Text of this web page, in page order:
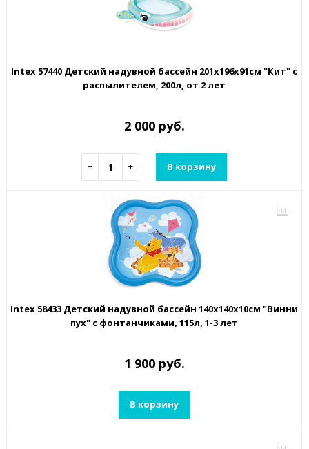
Intex 57440 Детский надувной бассейн 201х196х91см "Кит" с
распылителем, 200л, от 2 лет
2 000 руб.
− + В корзину
Intex 58433 Детский надувной бассейн 140х140х10см "Винни
пух" с фонтанчиками, 115л, 1-3 лет
1 900 руб.
В корзину